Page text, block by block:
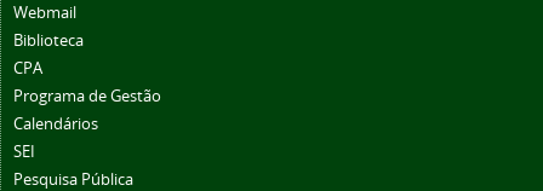
Webmail
Biblioteca
CPA
Programa de Gestão
Calendários
SEI
Pesquisa Pública